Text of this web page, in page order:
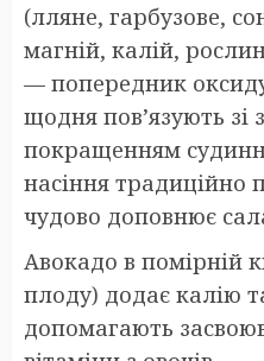
(лляне, гарбузове,
магній, калій,
— попередник оксиду
щодня пов’язують зі
покращенням
насіння традиційно
чудово доповнює
Авокадо в помірній
плоду) додає калію
допомагають